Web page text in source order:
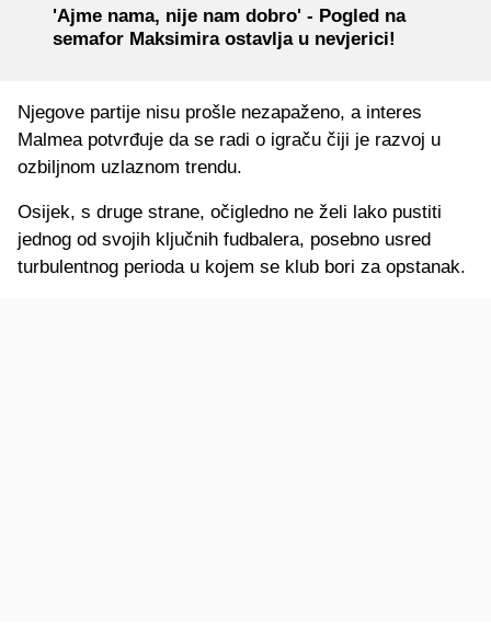
'Ajme nama, nije nam dobro' - Pogled na
semafor Maksimira ostavlja u nevjerici!
Njegove partije nisu prošle nezapaženo, a interes
Malmea potvrđuje da se radi o igraču čiji je razvoj u
ozbiljnom uzlaznom trendu.
Osijek, s druge strane, očigledno ne želi lako pustiti
jednog od svojih ključnih fudbalera, posebno usred
turbulentnog perioda u kojem se klub bori za opstanak.